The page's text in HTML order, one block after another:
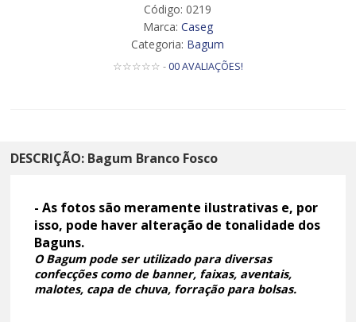
Código: 0219
Marca: Caseg
Categoria: Bagum
☆☆☆☆☆ -00 AVALIAÇÕES!
DESCRIÇÃO: Bagum Branco Fosco
- As fotos são meramente ilustrativas e, por
isso, pode haver alteração de tonalidade dos
Baguns.
O Bagum pode ser utilizado para diversas
confecções como de banner, faixas, aventais,
malotes, capa de chuva, forração para bolsas.